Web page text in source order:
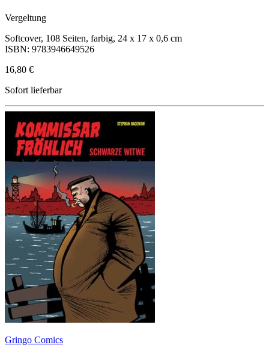
Vergeltung
Softcover, 108 Seiten, farbig, 24 x 17 x 0,6 cm
ISBN: 9783946649526
16,80 €
Sofort lieferbar
Gringo Comics